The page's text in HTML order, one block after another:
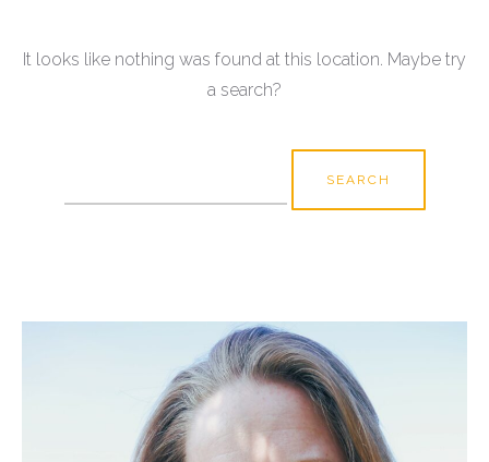
It looks like nothing was found at this location. Maybe try
a search?